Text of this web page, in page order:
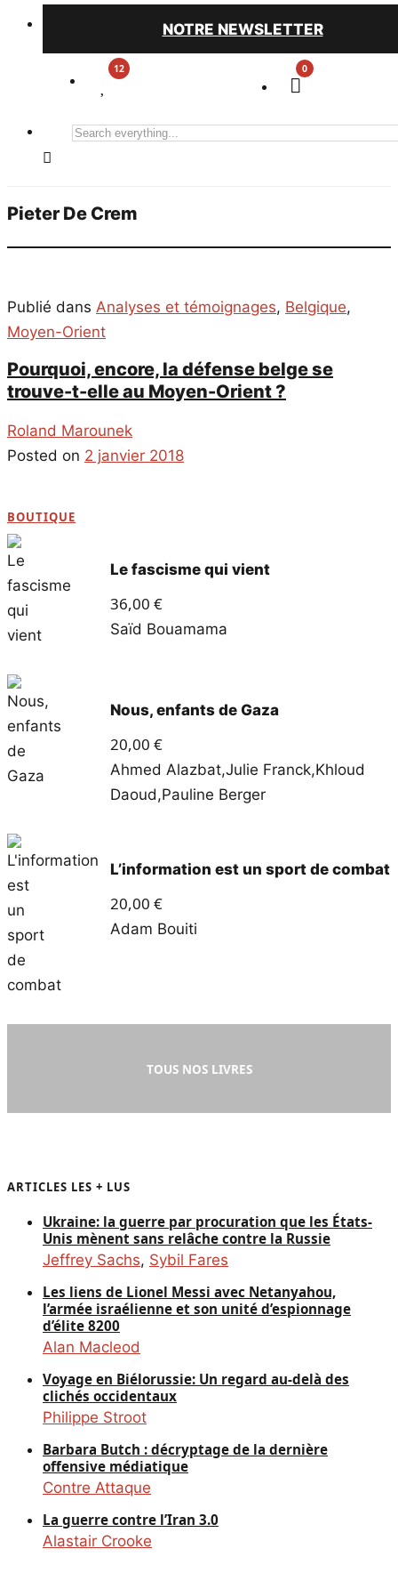
NOTRE NEWSLETTER
0
Search
Pieter De Crem
Publié dans Analyses et témoignages, Belgique,
Moyen-Orient
Pourquoi, encore, la défense belge se
trouve-t-elle au Moyen-Orient ?
Roland Marounek
Posted on 2 janvier 2018
BOUTIQUE
Le fascisme qui vient
36,00 €
Saïd Bouamama
Nous, enfants de Gaza
20,00 €
Ahmed Alazbat,Julie Franck,Khloud
Daoud,Pauline Berger
L’information est un sport de combat
20,00 €
Adam Bouiti
TOUS NOS LIVRES
ARTICLES LES + LUS
Ukraine: la guerre par procuration que les États-
Unis mènent sans relâche contre la Russie
Jeffrey Sachs, Sybil Fares
Les liens de Lionel Messi avec Netanyahou,
l’armée israélienne et son unité d’espionnage
d’élite 8200
Alan Macleod
Voyage en Biélorussie: Un regard au-delà des
clichés occidentaux
Philippe Stroot
Barbara Butch : décryptage de la dernière
offensive médiatique
Contre Attaque
La guerre contre l’Iran 3.0
Alastair Crooke